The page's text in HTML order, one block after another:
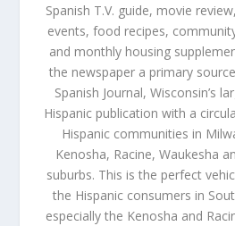
Spanish T.V. guide, movie
events, food recipes,
and monthly housing
the newspaper a primary
Spanish Journal, Wisconsin’s
Hispanic publication with a
Hispanic communities in
Kenosha, Racine, Waukesha
suburbs. This is the perfect
the Hispanic consumers in
especially the Kenosha and